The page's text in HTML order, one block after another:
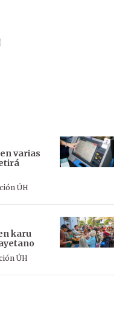
varias
ÚH
karu
ÚH